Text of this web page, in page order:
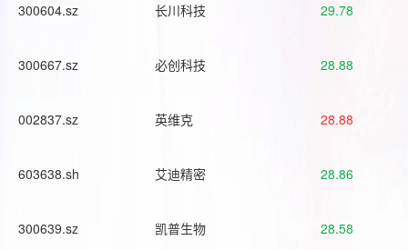
300604.sz 长川科技 29.78
300667.sz 必创科技 28.88
002837.sz 英维克 28.88
603638.sh 艾迪精密 28.86
300639.sz 凯普生物 28.58